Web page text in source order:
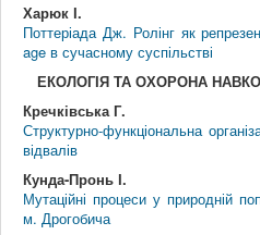
Харюк І.
Поттеріада Дж. Ролінг як
age в сучасному суспільстві
ЕКОЛОГІЯ ТА ОХОРОНА
Кречківська Г.
Структурно-функціональна
відвалів
Кунда-Пронь І.
Мутаційні процеси у природній
м. Дрогобича